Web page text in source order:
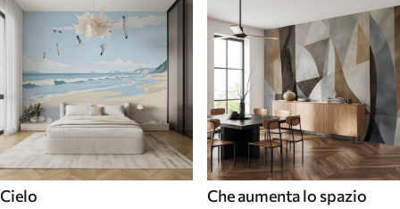
Cielo Che aumenta lo spazio